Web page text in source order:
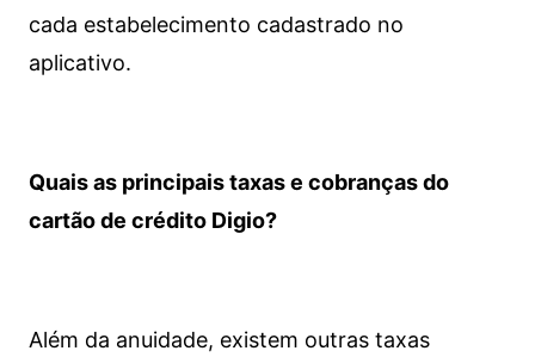
cada estabelecimento cadastrado no
aplicativo.
Quais as principais taxas e cobranças do
cartão de crédito Digio?
Além da anuidade, existem outras taxas